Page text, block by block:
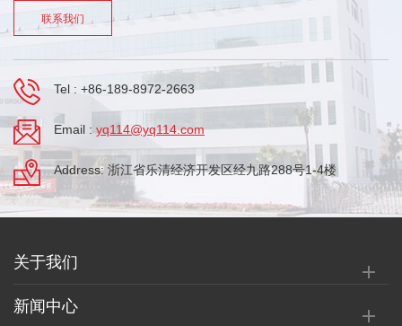
联系我们
Tel : +86-189-8972-2663
Email : yq114@yq114.com
Address: 浙江省乐清经济开发区经九路288号1-4楼
关于我们
新闻中心